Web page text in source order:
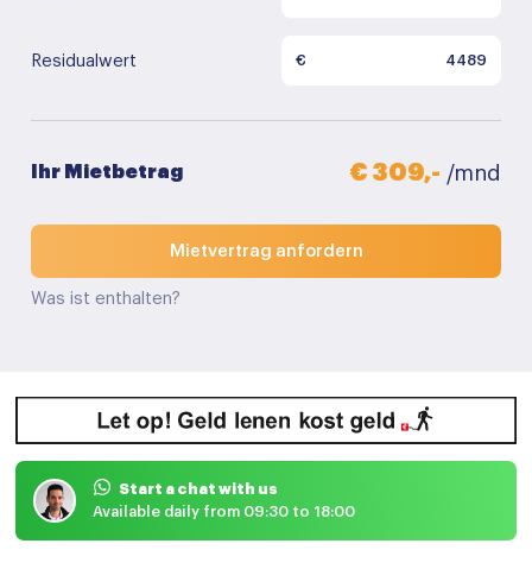
Residualwert €
Ihr Mietbetrag € 309,- /mnd
Mietvertrag anfordern
Was ist enthalten?
Start a chat with us
Available daily from 09:30 to 18:00